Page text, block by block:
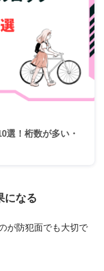
選！桁数が多い・
になる
が防犯面でも大切で